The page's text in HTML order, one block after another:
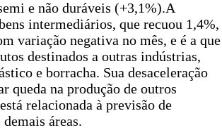
e não duráveis (+3,1%).A
intermediários, que recuou 1,4%,
variação negativa no mês, e é a que
destinados a outras indústrias,
e borracha. Sua desaceleração
queda na produção de outros
relacionada à previsão de
áreas.